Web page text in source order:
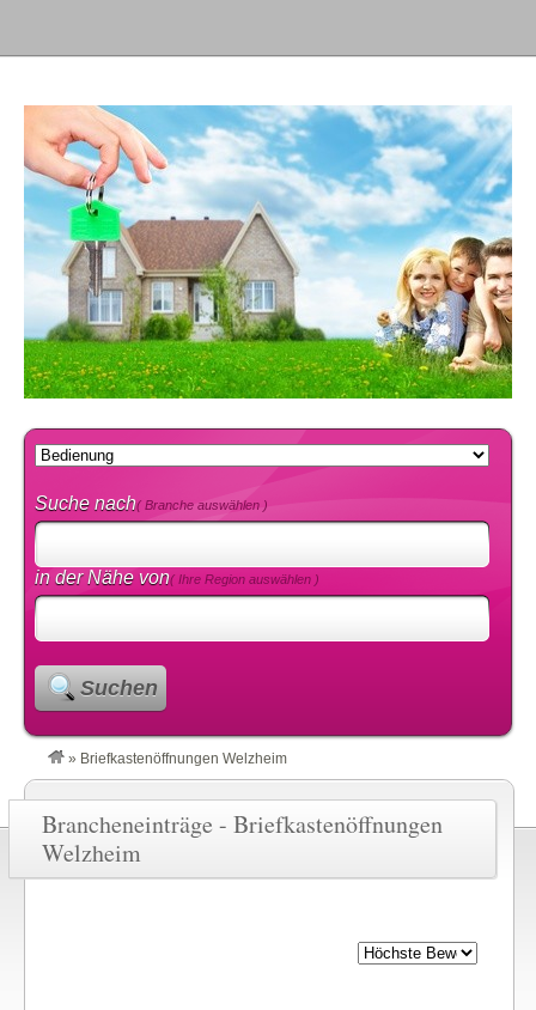
Suche nach( Branche auswählen )
in der Nähe von( Ihre Region auswählen )
Suchen
» Briefkastenöffnungen Welzheim
Brancheneinträge - Briefkastenöffnungen
Welzheim